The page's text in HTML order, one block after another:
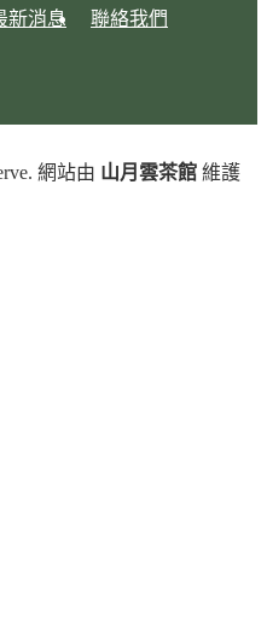
新消息 聯絡我們
網站由 山月雲茶館維護